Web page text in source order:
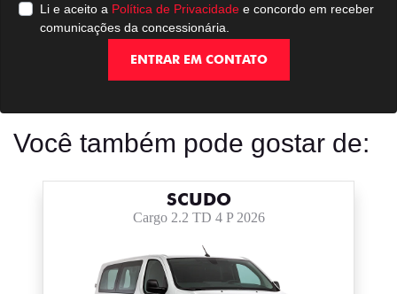
Li e aceito a Política de Privacidade e concordo em receber
comunicações da concessionária.
ENTRAR EM CONTATO
Você também pode gostar de:
SCUDO
Cargo 2.2 TD 4 P 2026